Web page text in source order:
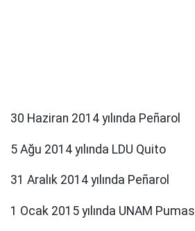
30 Haziran 2014 yılında Peñarol
5 Ağu 2014 yılında LDU Quito
31 Aralık 2014 yılında Peñarol
1 Ocak 2015 yılında UNAM Pumas